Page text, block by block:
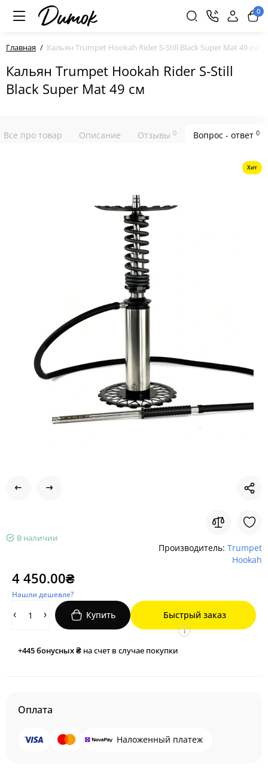
0
Главная Кальян Trumpet Hookah Rider S-Still Black Super Mat 49 см
Кальян Trumpet Hookah Rider S-Still
Black Super Mat 49 см
Все про товар Описание Отзывы 0 Вопрос - ответ 0
Хит
В наличии
Производитель: Trumpet
Hookah
4 450.00₴
Нашли дешевле?
Купить Быстрый заказ
+445бонусных ₴ на счет в случае покупки
i
Оплата
Наложенный платеж